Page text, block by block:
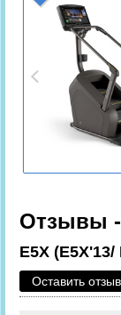
Отзывы -
E5X
Оставить отзыв